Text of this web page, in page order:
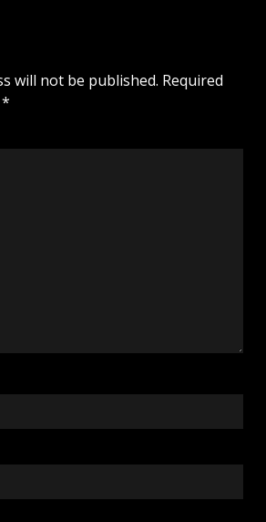
will not be published. Required
*